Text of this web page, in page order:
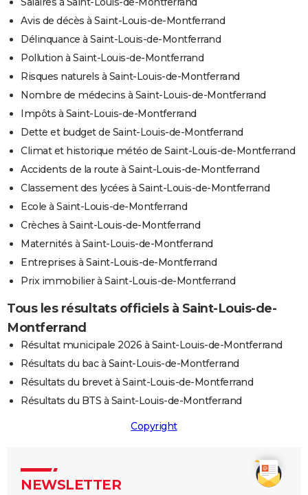
Avis de décès à Saint-Louis-de-Montferrand
Délinquance à Saint-Louis-de-Montferrand
Pollution à Saint-Louis-de-Montferrand
Risques naturels à Saint-Louis-de-Montferrand
Nombre de médecins à Saint-Louis-de-Montferrand
Impôts à Saint-Louis-de-Montferrand
Dette et budget de Saint-Louis-de-Montferrand
Climat et historique météo de Saint-Louis-de-Montferrand
Accidents de la route à Saint-Louis-de-Montferrand
Classement des lycées à Saint-Louis-de-Montferrand
Ecole à Saint-Louis-de-Montferrand
Crèches à Saint-Louis-de-Montferrand
Maternités à Saint-Louis-de-Montferrand
Entreprises à Saint-Louis-de-Montferrand
Prix immobilier à Saint-Louis-de-Montferrand
Tous les résultats officiels à Saint-Louis-de-
Montferrand
Résultat municipale 2026 à Saint-Louis-de-Montferrand
Résultats du bac à Saint-Louis-de-Montferrand
Résultats du brevet à Saint-Louis-de-Montferrand
Résultats du BTS à Saint-Louis-de-Montferrand
Copyright
NEWSLETTER